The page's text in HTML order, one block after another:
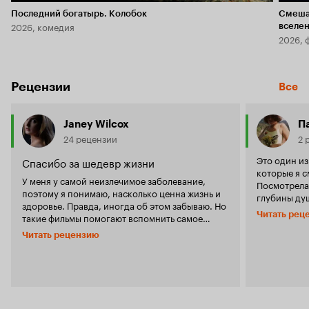
Последний богатырь. Колобок
2026, комедия
2026,
Рецензии Все
Janey Wilcox
24 рецензии
Спасибо за шедевр жизни
У меня у самой неизлечимое заболевание,
поэтому я понимаю, насколько ценна жизнь и
здоровье. Правда, иногда об этом забываю. Но
такие фильмы помогают вспомнить самое
важно, заставляют встать и сделать что-то,
вдохновляют продолжать наслаждаться каждой
Читать рецензию
2
Это один
которые я
глубины
Читать